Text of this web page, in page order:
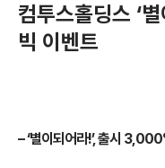
컴투스홀딩스 ‘
빅 이벤트
–‘별이되어라!’, 출시